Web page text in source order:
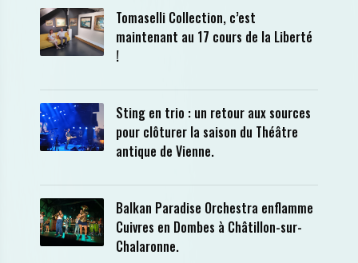
Tomaselli Collection, c’est
maintenant au 17 cours de la Liberté
!
Sting en trio : un retour aux sources
pour clôturer la saison du Théâtre
antique de Vienne.
Balkan Paradise Orchestra enflamme
Cuivres en Dombes à Châtillon-sur-
Chalaronne.